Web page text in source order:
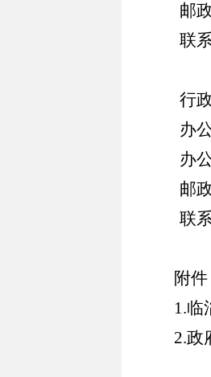
邮政
联系
行政
办公
办公时
邮政
联系
附
1.临
2.政